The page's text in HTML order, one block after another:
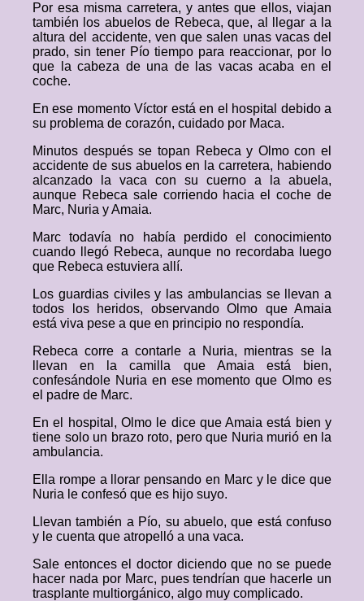
Por esa misma carretera, y antes que ellos, viajan
también los abuelos de Rebeca, que, al llegar a la
altura del accidente, ven que salen unas vacas del
prado, sin tener Pío tiempo para reaccionar, por lo
que la cabeza de una de las vacas acaba en el
coche.
En ese momento Víctor está en el hospital debido a
su problema de corazón, cuidado por Maca.
Minutos después se topan Rebeca y Olmo con el
accidente de sus abuelos en la carretera, habiendo
alcanzado la vaca con su cuerno a la abuela,
aunque Rebeca sale corriendo hacia el coche de
Marc, Nuria y Amaia.
Marc todavía no había perdido el conocimiento
cuando llegó Rebeca, aunque no recordaba luego
que Rebeca estuviera allí.
Los guardias civiles y las ambulancias se llevan a
todos los heridos, observando Olmo que Amaia
está viva pese a que en principio no respondía.
Rebeca corre a contarle a Nuria, mientras se la
llevan en la camilla que Amaia está bien,
confesándole Nuria en ese momento que Olmo es
el padre de Marc.
En el hospital, Olmo le dice que Amaia está bien y
tiene solo un brazo roto, pero que Nuria murió en la
ambulancia.
Ella rompe a llorar pensando en Marc y le dice que
Nuria le confesó que es hijo suyo.
Llevan también a Pío, su abuelo, que está confuso
y le cuenta que atropelló a una vaca.
Sale entonces el doctor diciendo que no se puede
hacer nada por Marc, pues tendrían que hacerle un
trasplante multiorgánico, algo muy complicado.